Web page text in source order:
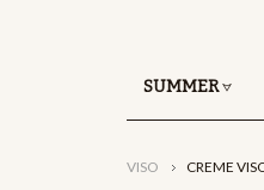
SUMMER
VISO CREME